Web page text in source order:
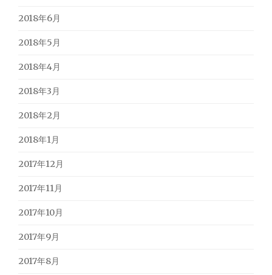
2018年6月
2018年5月
2018年4月
2018年3月
2018年2月
2018年1月
2017年12月
2017年11月
2017年10月
2017年9月
2017年8月